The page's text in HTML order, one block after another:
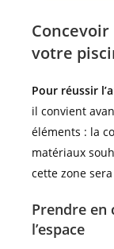
votre
Pour réussir
il convient
éléments : la
matériaux
cette zone
Prendre en
l’espace